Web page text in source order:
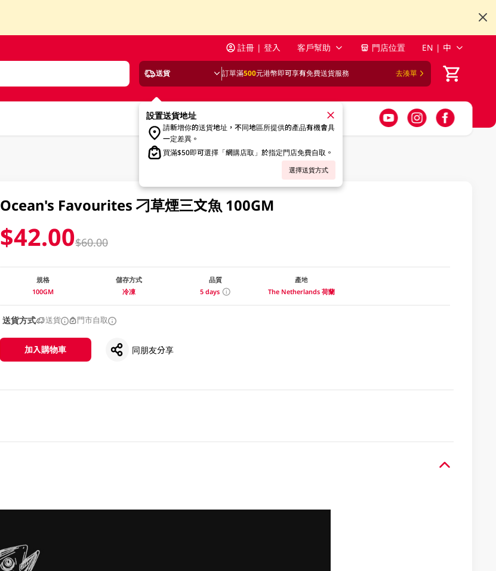
註冊 | 登入 客戶幫助 門店位置 EN | 中
送貨 訂單滿500元港幣即可享有免費送貨服務 去湊單
設置送貨地址
請新增你的送貨地址，不同地區所提供的產品有機會具
一定差異。
買滿$50即可選擇「網購店取」於指定門店免費自取。
選擇送貨方式
Ocean's Favourites 刁草煙三文魚 100GM
$42.00$60.00
規格
100GM
儲存方式
冷凍
品質
5 days
產地
The Netherlands 荷蘭
送貨方式 送貨 門市自取
加入購物車 同朋友分享